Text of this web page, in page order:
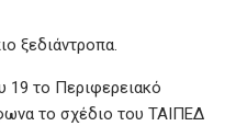
ξεδιάντροπα.
19 το Περιφερειακό
το σχέδιο του ΤΑΙΠΕΔ